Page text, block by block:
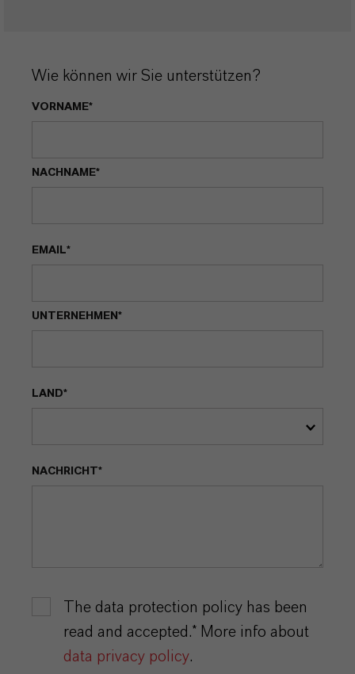
Wie können wir Sie unterstützen?
VORNAME*
NACHNAME*
EMAIL*
UNTERNEHMEN*
LAND*
NACHRICHT*
The data protection policy has been
read and accepted.* More info about
data privacy policy.